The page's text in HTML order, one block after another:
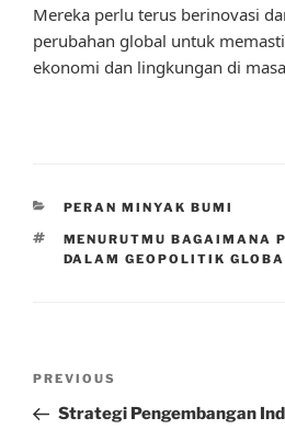
Mereka perlu terus berinovasi
perubahan global untuk
ekonomi dan lingkungan di
CATEGORIES
PERAN MINYAK BUMI
TAGS
MENURUTMU BAGAIMANA
DALAM GEOPOLITIK
Previous
Post
PREVIOUS
Strategi Pengembangan